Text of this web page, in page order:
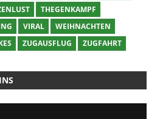
THEGENKAMPF
VIRAL
WEIHNACHTEN
ZUGAUSFLUG ZUGFAHRT